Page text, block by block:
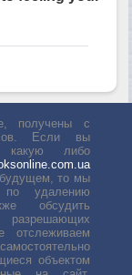
получены с
Если вы
какую либо
будущем, то мы
по удалению
обсудить
отслеживаем
объектом